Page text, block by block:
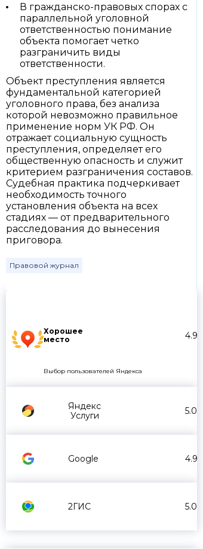
Хорошее
место
4.9
Выбор пользователей Яндекса
Яндекс
Услуги
5.0
Google 4.9
2ГИС 5.0
В гражданско-правовых спорах с
параллельной уголовной
ответственностью понимание
объекта помогает четко
разграничить виды
ответственности.
Объект преступления является
фундаментальной категорией
уголовного права, без анализа
которой невозможно правильное
применение норм УК РФ. Он
отражает социальную сущность
преступления, определяет его
общественную опасность и служит
критерием разграничения составов.
Судебная практика подчеркивает
необходимость точного
установления объекта на всех
стадиях — от предварительного
расследования до вынесения
приговора.
Правовой журнал